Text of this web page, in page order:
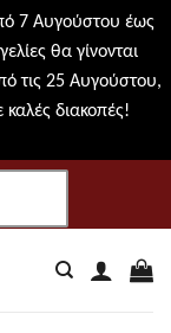
7 Αυγούστου έως
θα γίνονται
τις 25 Αυγούστου,
διακοπές!